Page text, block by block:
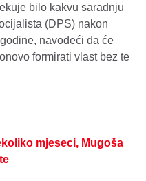
bilo kakvu saradnju
(DPS) nakon
navodeći da će
formirati vlast bez te
mjeseci, Mugoša